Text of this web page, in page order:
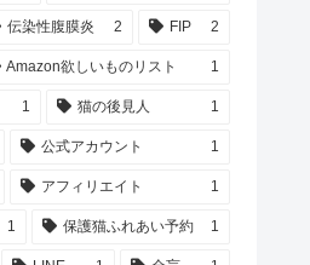
伝染性腹膜炎 2 FIP 2
Amazon欲しいものリスト 1
1 猫の後見人 1
公式アカウント 1
アフィリエイト 1
1 保護猫ふれあい予約 1